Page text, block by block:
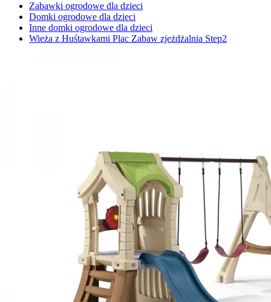
Zabawki ogrodowe dla dzieci
Domki ogrodowe dla dzieci
Inne domki ogrodowe dla dzieci
Wieża z Huśtawkami Plac Zabaw zjeżdżalnia Step2